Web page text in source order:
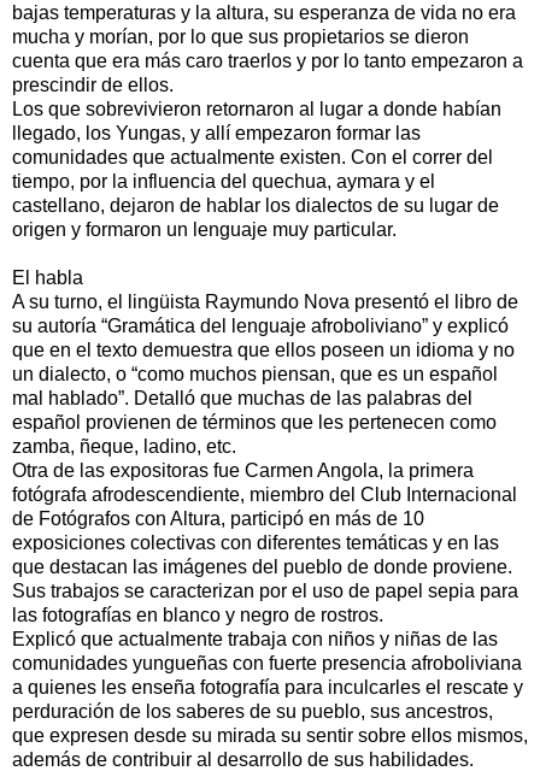
bajas temperaturas y la altura, su esperanza de vida no era
mucha y morían, por lo que sus propietarios se dieron
cuenta que era más caro traerlos y por lo tanto empezaron a
prescindir de ellos.
Los que sobrevivieron retornaron al lugar a donde habían
llegado, los Yungas, y allí empezaron formar las
comunidades que actualmente existen. Con el correr del
tiempo, por la influencia del quechua, aymara y el
castellano, dejaron de hablar los dialectos de su lugar de
origen y formaron un lenguaje muy particular.
El habla
A su turno, el lingüista Raymundo Nova presentó el libro de
su autoría “Gramática del lenguaje afroboliviano” y explicó
que en el texto demuestra que ellos poseen un idioma y no
un dialecto, o “como muchos piensan, que es un español
mal hablado”. Detalló que muchas de las palabras del
español provienen de términos que les pertenecen como
zamba, ñeque, ladino, etc.
Otra de las expositoras fue Carmen Angola, la primera
fotógrafa afrodescendiente, miembro del Club Internacional
de Fotógrafos con Altura, participó en más de 10
exposiciones colectivas con diferentes temáticas y en las
que destacan las imágenes del pueblo de donde proviene.
Sus trabajos se caracterizan por el uso de papel sepia para
las fotografías en blanco y negro de rostros.
Explicó que actualmente trabaja con niños y niñas de las
comunidades yungueñas con fuerte presencia afroboliviana
a quienes les enseña fotografía para inculcarles el rescate y
perduración de los saberes de su pueblo, sus ancestros,
que expresen desde su mirada su sentir sobre ellos mismos,
además de contribuir al desarrollo de sus habilidades.